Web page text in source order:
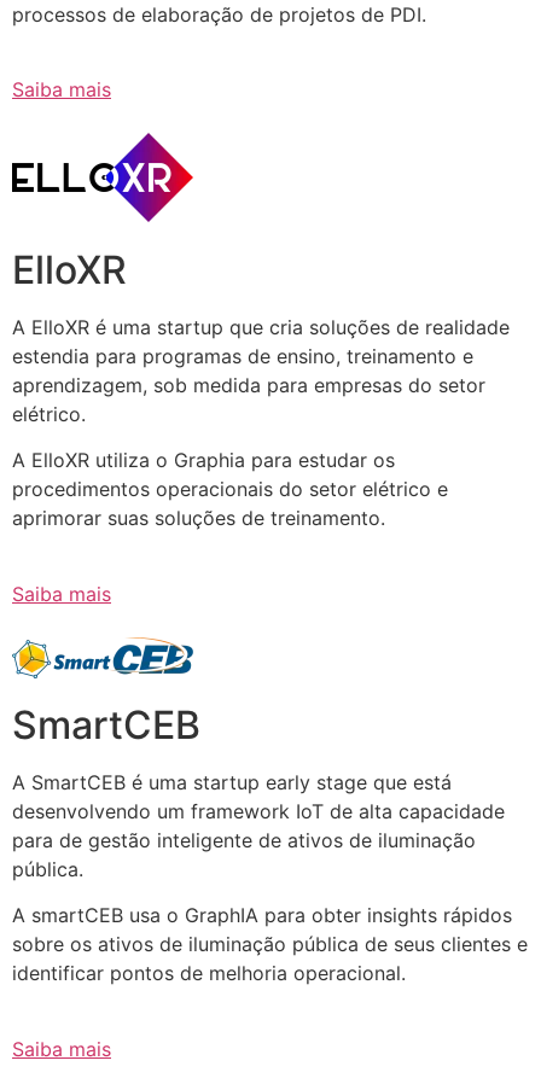
processos de elaboração de projetos de PDI.
Saiba mais
ElloXR
A ElloXR é uma startup que cria soluções de realidade
estendia para programas de ensino, treinamento e
aprendizagem, sob medida para empresas do setor
elétrico.
A ElloXR utiliza o Graphia para estudar os
procedimentos operacionais do setor elétrico e
aprimorar suas soluções de treinamento.
Saiba mais
SmartCEB
A SmartCEB é uma startup early stage que está
desenvolvendo um framework IoT de alta capacidade
para de gestão inteligente de ativos de iluminação
pública.
A smartCEB usa o GraphIA para obter insights rápidos
sobre os ativos de iluminação pública de seus clientes e
identificar pontos de melhoria operacional.
Saiba mais